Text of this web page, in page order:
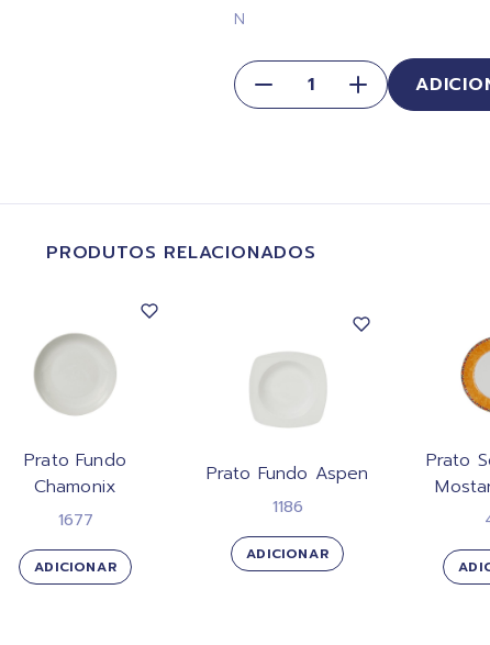
N
PRODUTOS RELACIONADOS
Prato Fundo
Chamonix
1677
ADICIONAR
Prato Fundo Aspen
1186
ADICIONAR
Prato